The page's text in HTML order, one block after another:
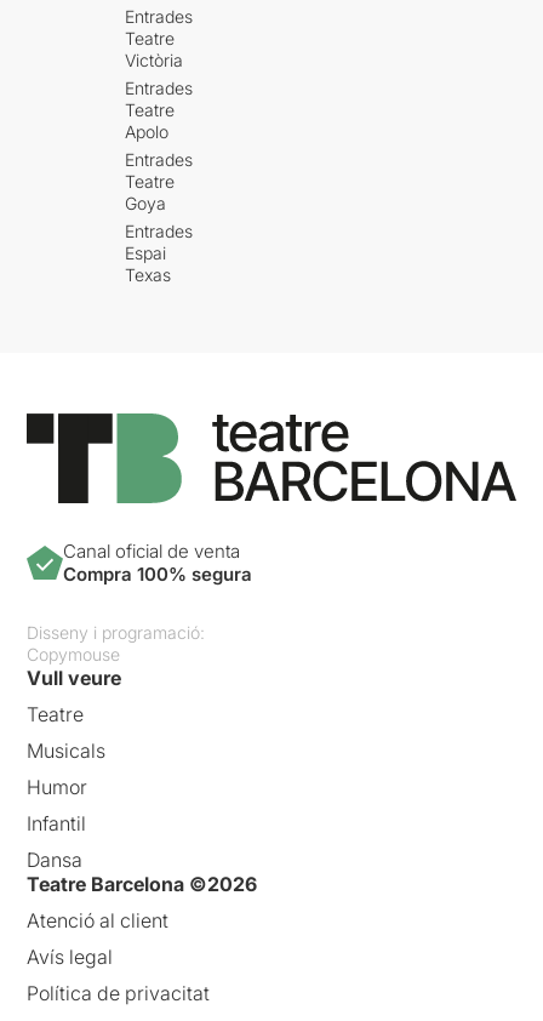
Entrades
Teatre
Victòria
Entrades
Teatre
Apolo
Entrades
Teatre
Goya
Entrades
Espai
Texas
Canal oficial de venta
Compra 100% segura
Disseny i programació:
Copymouse
Vull veure
Teatre
Musicals
Humor
Infantil
Dansa
Teatre Barcelona ©2026
Atenció al client
Avís legal
Política de privacitat